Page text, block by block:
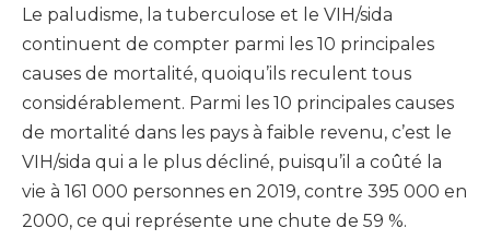
Le paludisme, la tuberculose et le VIH/sida
continuent de compter parmi les 10 principales
causes de mortalité, quoiqu’ils reculent tous
considérablement. Parmi les 10 principales causes
de mortalité dans les pays à faible revenu, c’est le
VIH/sida qui a le plus décliné, puisqu’il a coûté la
vie à 161 000 personnes en 2019, contre 395 000 en
2000, ce qui représente une chute de 59 %.